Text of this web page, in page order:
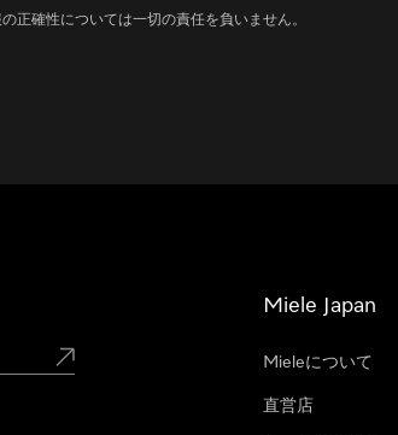
正確性については一切の責任を負いません。
Miele Japan
Mieleについて
直営店